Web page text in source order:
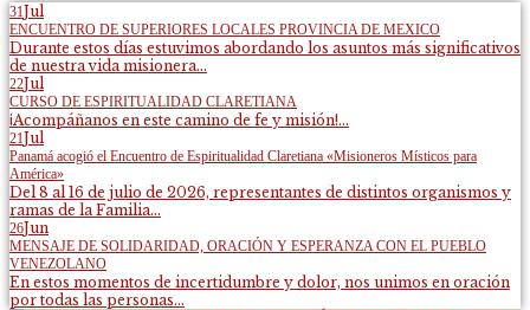
31Jul
ENCUENTRO DE SUPERIORES LOCALES PROVINCIA DE MEXICO
Durante estos días estuvimos abordando los asuntos más significativos
de nuestra vida misionera...
22Jul
CURSO DE ESPIRITUALIDAD CLARETIANA
¡Acompáñanos en este camino de fe y misión!...
21Jul
Panamá acogió el Encuentro de Espiritualidad Claretiana «Misioneros Místicos para
América»
Del 8 al 16 de julio de 2026, representantes de distintos organismos y
ramas de la Familia...
26Jun
MENSAJE DE SOLIDARIDAD, ORACIÓN Y ESPERANZA CON EL PUEBLO
VENEZOLANO
En estos momentos de incertidumbre y dolor, nos unimos en oración
por todas las personas...